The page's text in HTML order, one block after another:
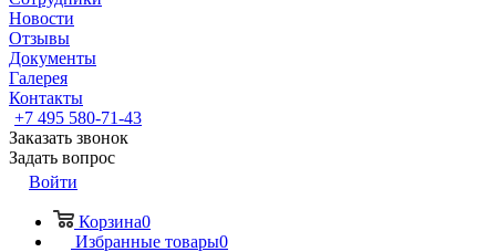
Новости
Отзывы
Документы
Галерея
Контакты
+7 495 580-71-43
Заказать звонок
Задать вопрос
Войти
Корзина0
Избранные товары0